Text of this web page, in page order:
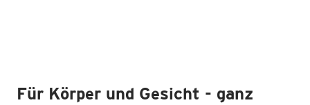
Für Körper und Gesicht - ganz